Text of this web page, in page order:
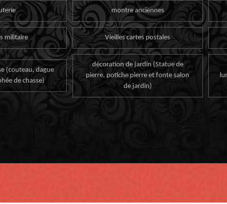
montre anciennes
militaire Vieilles cartes postales
(couteau, dague
de chasse)
décoration de jardin (Statue de
pierre, potiche pierre et fonte salon
de jardin)